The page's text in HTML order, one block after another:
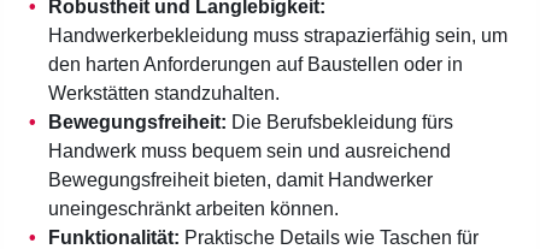
Robustheit und Langlebigkeit:
Handwerkerbekleidung muss strapazierfähig sein, um
den harten Anforderungen auf Baustellen oder in
Werkstätten standzuhalten.
Bewegungsfreiheit: Die Berufsbekleidung fürs
Handwerk muss bequem sein und ausreichend
Bewegungsfreiheit bieten, damit Handwerker
uneingeschränkt arbeiten können.
Funktionalität: Praktische Details wie Taschen für